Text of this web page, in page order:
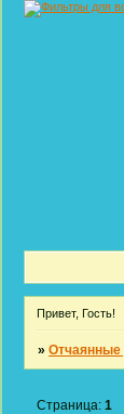
Привет, Гость!
»Отчаянные
Страница:1